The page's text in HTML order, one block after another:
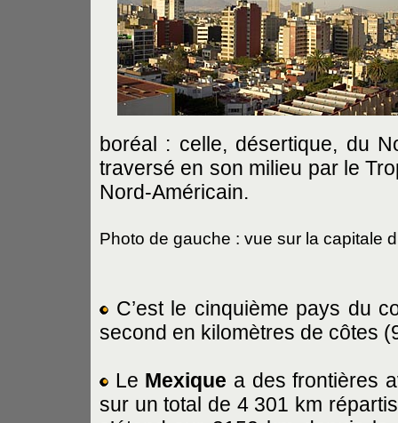
boréal : celle, désertique, du
traversé en son milieu par le
Nord-Américain.
Photo de gauche : vue sur la capitale
C’est le cinquième pays du
second en kilomètres de côtes
Le Mexique a des frontières
sur un total de 4 301 km